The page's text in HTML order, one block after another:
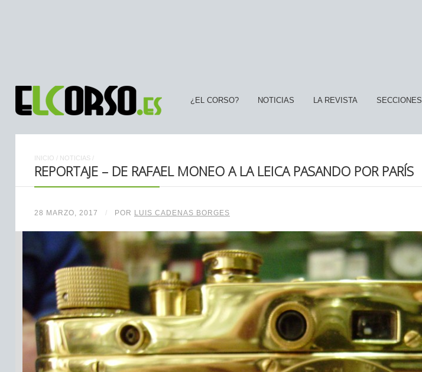
¿EL CORSO? NOTICIAS LA REVISTA SECCIONES
INICIO / NOTICIAS /
REPORTAJE – DE RAFAEL MONEO A LA LEICA PASANDO POR PARÍS
28 MARZO, 2017 / POR LUIS CADENAS BORGES